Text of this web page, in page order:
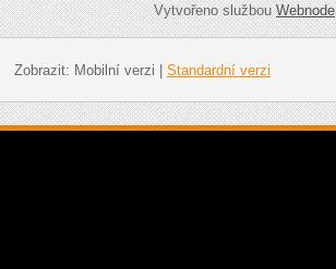
Vytvořeno službouWebnode
Zobrazit: Mobilní verzi Standardní verzi